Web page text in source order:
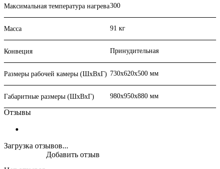
Максимальная температура нагрева300
Масса 91 кг
Конвеция Принудительная
Размеры рабочей камеры (ШхВхГ) 730x620x500 мм
Габаритные размеры (ШхВхГ) 980х950х880 мм
Отзывы
Загрузка отзывов...
Добавить отзыв